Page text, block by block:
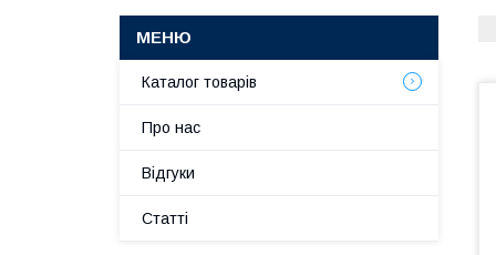
Каталог товарів
Про нас
Відгуки
Статті